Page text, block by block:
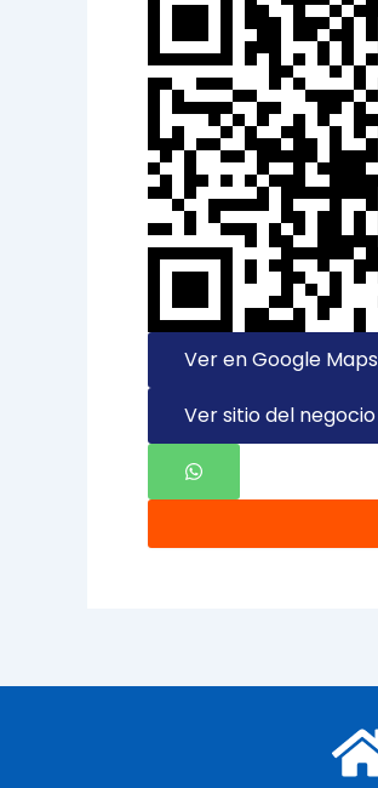
Ver en Google Maps
Ver sitio del negocio